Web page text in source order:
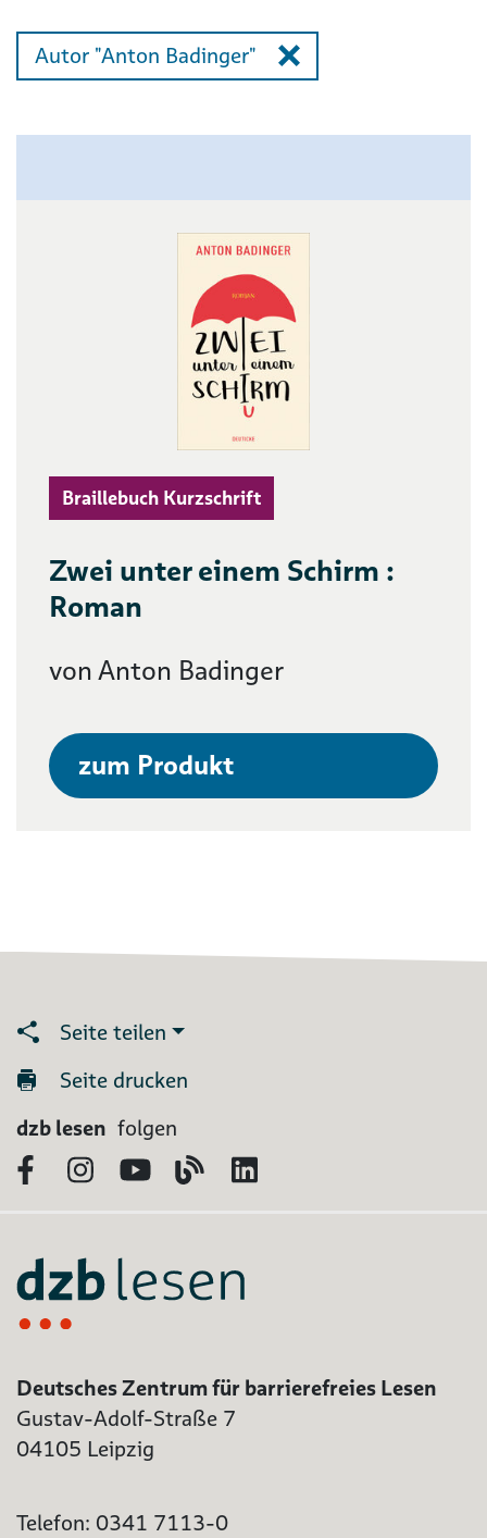
Autor "Anton Badinger"
Braillebuch Kurzschrift
Zwei unter einem Schirm :
Roman
von Anton Badinger
zum Produkt
Seite teilen
Seite drucken
dzb lesen folgen
FacebookInstagram
YouTubeBlog
Deutsches Zentrum für barrierefreies Lesen
Gustav-Adolf-Straße 7
04105 Leipzig
Telefon: 0341 7113-0